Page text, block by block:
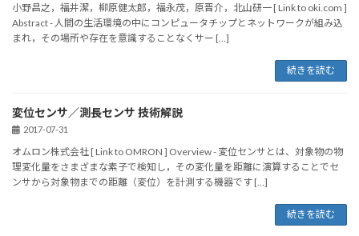
小野昌之，福井潔，柳原健太郎，福永茂，原晋介，北山研一 [ Link to oki.com ]
Abstract - 人間の生活環境の中にコンピュータチップとネットワークが組み込
まれ，その場所や存在を意識することなくサー […]
続きを読む
変位センサ／測長センサ 技術解説
2017-07-31
オムロン株式会社 [ Link to OMRON ] Overview - 変位センサとは、対象物の物
理変化量をさまざまな素子で検知し，その変化量を距離に演算することでセ
ンサから対象物までの距離（変位）を計測する機器です […]
続きを読む